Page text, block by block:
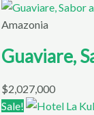
Amazonia
Guaviare,
$2,027,000
Sale!